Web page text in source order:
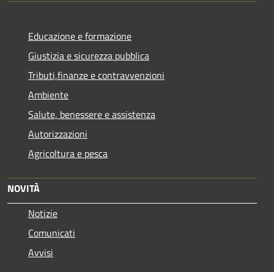
Educazione e formazione
Giustizia e sicurezza pubblica
Tributi,finanze e contravvenzioni
Ambiente
Salute, benessere e assistenza
Autorizzazioni
Agricoltura e pesca
NOVITÀ
Notizie
Comunicati
Avvisi